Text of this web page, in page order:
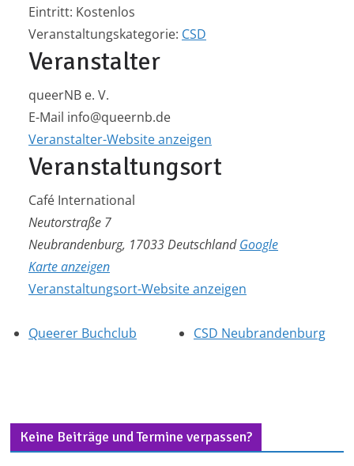
Eintritt: Kostenlos
Veranstaltungskategorie: CSD
Veranstaltungsort
Café International
Neutorstraße 7
Neubrandenburg, 17033Deutschland Google
Karte anzeigen
Veranstaltungsort-Website anzeigen
Veranstalter
queerNB e. V.
E-Mail info@queernb.de
Veranstalter-Website anzeigen
Queerer Buchclub CSD Neubrandenburg
Keine Beiträge und Termine verpassen?